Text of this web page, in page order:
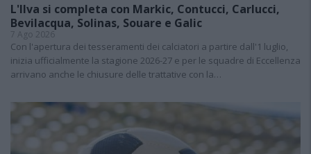
L'Ilva si completa con Markic, Contucci, Carlucci,
Bevilacqua, Solinas, Souare e Galic
7 Ago 2026
Con l'apertura dei tesseramenti dei calciatori a partire dall'1 luglio,
inizia ufficialmente la stagione 2026-27 e per le squadre di Eccellenza
arrivano anche le chiusure delle trattative con la…